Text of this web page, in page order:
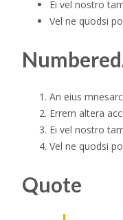
Ei vel nostro
Vel ne quodsi
An eius
Errem altera
Ei vel nostro
Vel ne quodsi
Quote